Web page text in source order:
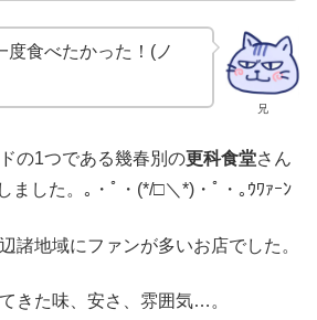
兄
食べたかった！(ノ
の1つである幾春別の更科食堂さん
ました。｡・ﾟ・(*/□＼*)・ﾟ・｡ｳﾜｧｰﾝ
諸地域にファンが多いお店でした。
きた味、安さ、雰囲気…。